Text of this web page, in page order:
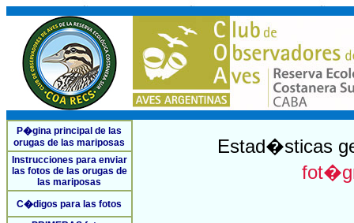
P�gina principal de las
orugas de las mariposas
Instrucciones para enviar
las fotos de las orugas de
las mariposas
C�digos para las fotos
Estad�sticas